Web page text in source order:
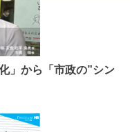
」から「市政の”シン